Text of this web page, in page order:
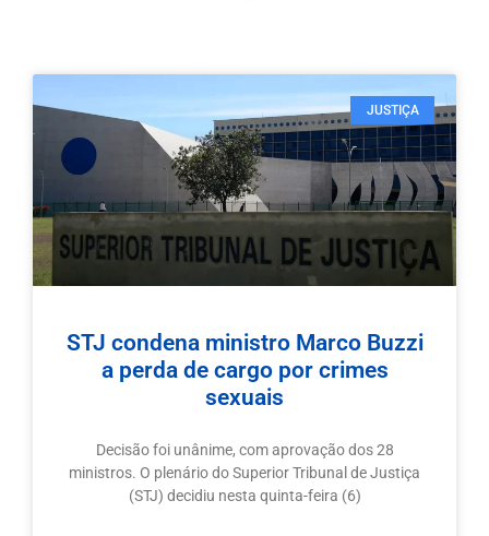
JUSTIÇA
STJ condena ministro Marco Buzzi
a perda de cargo por crimes
sexuais
Decisão foi unânime, com aprovação dos 28
ministros. O plenário do Superior Tribunal de Justiça
(STJ) decidiu nesta quinta-feira (6)